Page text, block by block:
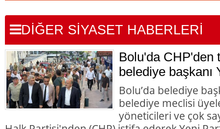
DİĞER SİYASET HABERLERİ
Bolu'da CHP'den
belediye başkanı
Bolu’da belediye
belediye meclisi
yöneticileri ve çok